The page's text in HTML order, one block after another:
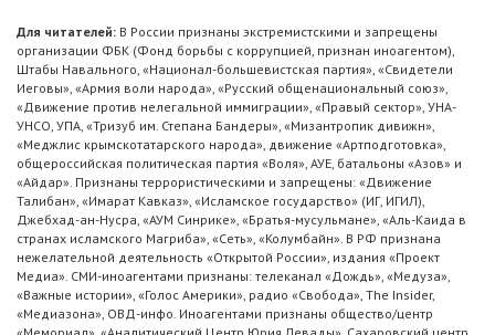
Для читателей: В России признаны экстремистскими и запрещены
организации ФБК (Фонд борьбы с коррупцией, признан иноагентом),
Штабы Навального, «Национал-большевистская партия», «Свидетели
Иеговы», «Армия воли народа», «Русский общенациональный союз»,
«Движение против нелегальной иммиграции», «Правый сектор», УНА-
УНСО, УПА, «Тризуб им. Степана Бандеры», «Мизантропик дивижн»,
«Меджлис крымскотатарского народа», движение «Артподготовка»,
общероссийская политическая партия «Воля», АУЕ, батальоны «Азов» и
«Айдар». Признаны террористическими и запрещены: «Движение
Талибан», «Имарат Кавказ», «Исламское государство» (ИГ, ИГИЛ),
Джебхад-ан-Нусра, «АУМ Синрике», «Братья-мусульмане», «Аль-Каида в
странах исламского Магриба», «Сеть», «Колумбайн». В РФ признана
нежелательной деятельность «Открытой России», издания «Проект
Медиа». СМИ-иноагентами признаны: телеканал «Дождь», «Медуза»,
«Важные истории», «Голос Америки», радио «Свобода», The Insider,
«Медиазона», ОВД-инфо. Иноагентами признаны общество/центр
«Мемориал», «Аналитический Центр Юрия Левады», Сахаровский центр.